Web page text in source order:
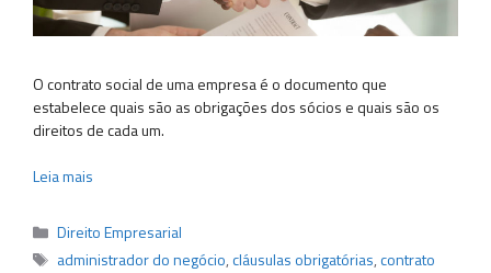
O contrato social de uma empresa é o documento que
estabelece quais são as obrigações dos sócios e quais são os
direitos de cada um.
Leia mais
Categorias
Direito Empresarial
Tags
administrador do negócio,cláusulas obrigatórias,contrato